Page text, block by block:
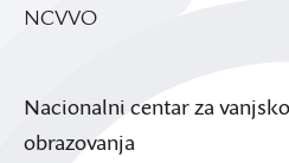
NCVVO
Nacionalni centar za
obrazovanja